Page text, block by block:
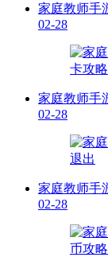
家庭教师手
02-28
家庭教师手
02-28
家庭教师手
02-28